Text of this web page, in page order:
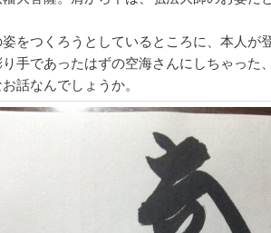
をつくろうとしているところに、本人が
手であったはずの空海さんにしちゃった
話なんでしょうか。